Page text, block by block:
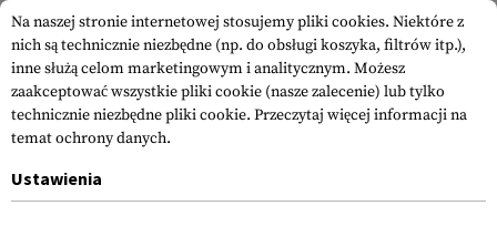
Na naszej stronie internetowej stosujemy pliki cookies. Niektóre z
nich są technicznie niezbędne (np. do obsługi koszyka, filtrów itp.),
inne służą celom marketingowym i analitycznym. Możesz
zaakceptować wszystkie pliki cookie (nasze zalecenie) lub tylko
technicznie niezbędne pliki cookie. Przeczytaj więcej informacji na
temat ochrony danych.
Ustawienia